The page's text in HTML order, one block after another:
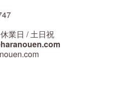
業日 / 土日祝